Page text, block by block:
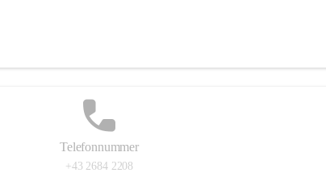
Telefonnummer
+43 2684 2208